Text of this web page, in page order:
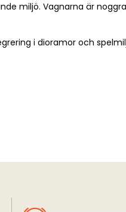
miljö. Vagnarna är
i dioramor och